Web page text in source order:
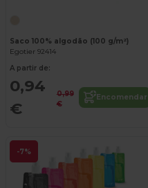
Saco 100% algodão (100 g/m²)
Egotier 92414
A partir de:
0,94
€
0,99
€
Encomendar
-7%